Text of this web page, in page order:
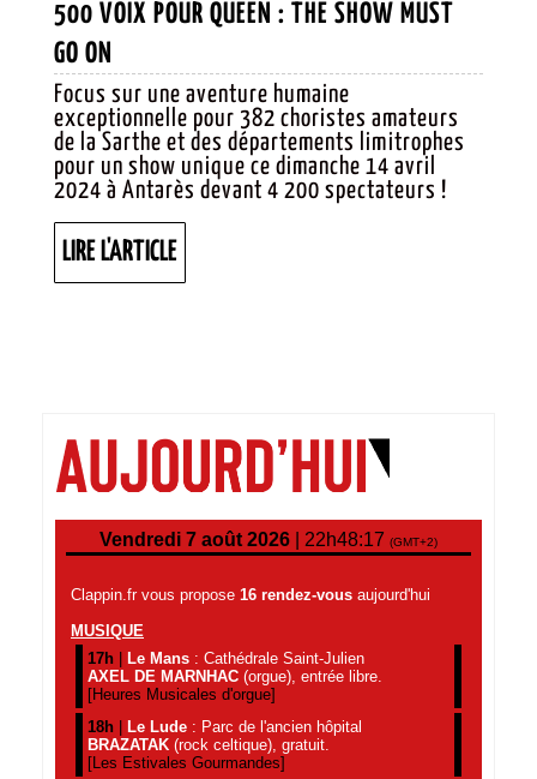
500 VOIX POUR QUEEN : THE SHOW MUST
GO ON
VOIX
POUR
QUEEN :
THE
SHOW
MUST
Focus sur une aventure humaine
exceptionnelle pour 382 choristes amateurs
de la Sarthe et des départements limitrophes
pour un show unique ce dimanche 14 avril
2024 à Antarès devant 4 200 spectateurs !
LIRE L'ARTICLELIRE